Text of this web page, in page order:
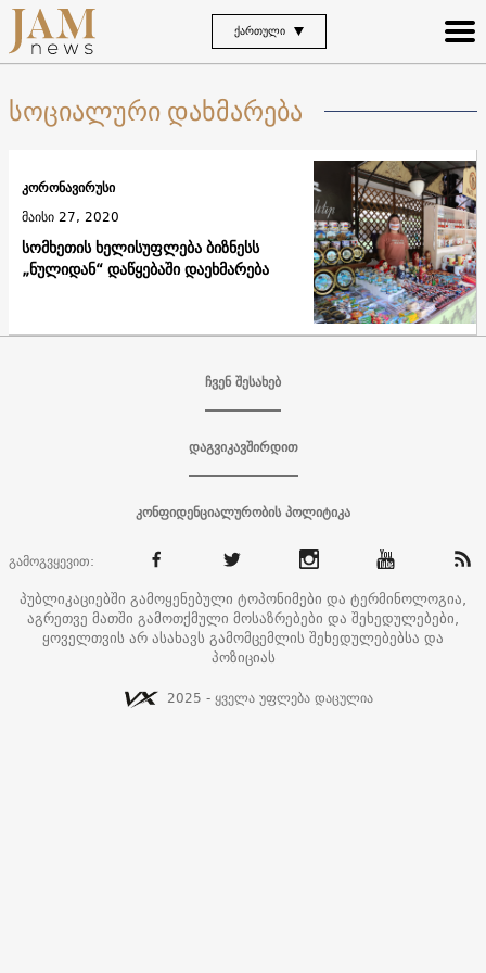
ᲥᲐᲠᲗᲣᲚᲘ
სოციალური დახმარება
სომხეთის ხელისუფლება ბიზნესს
„ნულიდან“ დაწყებაში დაეხმარება
კორონავირუსი
მაისი 27, 2020
ჩვენ შესახებ
დაგვიკავშირდით
კონფიდენციალურობის პოლიტიკა
გამოგვყევით:
პუბლიკაციებში გამოყენებული ტოპონიმები და ტერმინოლოგია,
აგრეთვე მათში გამოთქმული მოსაზრებები და შეხედულებები,
ყოველთვის არ ასახავს გამომცემლის შეხედულებებსა და
პოზიციას
2025 - ყველა უფლება დაცულია